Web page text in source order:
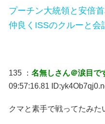
プーチン大統領と安倍
仲良くISSのクルーと会
135 ： 名無しさん＠涙目で
09:57:16.81
クマと素手で戦ってたみ